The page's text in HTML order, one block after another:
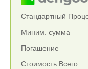
Стандартный
Миним. сумма
Погашение
Стоимость Всего